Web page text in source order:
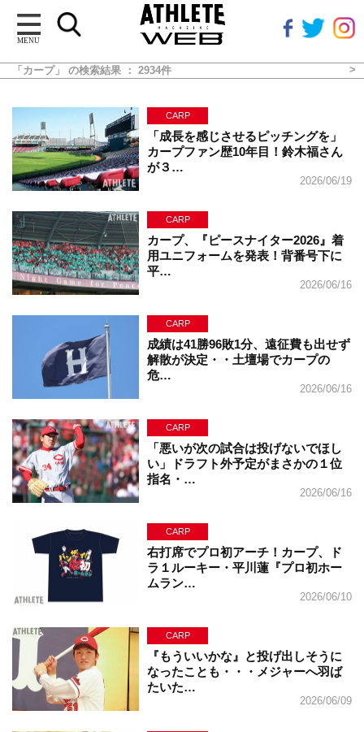
MENU
「カープ」 の検索結果 ： 2934件
CARP
「成長を感じさせるピッチングを」
カープファン歴10年目！鈴木福さん
が３…
2026/06/19
CARP
カープ、『ピースナイター2026』着
用ユニフォームを発表！背番号下に
平…
2026/06/16
CARP
成績は41勝96敗1分、遠征費も出せず
解散が決定・・土壇場でカープの
危…
2026/06/16
CARP
「悪いが次の試合は投げないでほし
い」ドラフト外予定がまさかの１位
指名・…
2026/06/16
CARP
右打席でプロ初アーチ！カープ、ド
ラ１ルーキー・平川蓮『プロ初ホー
ムラン…
2026/06/10
CARP
『もういいかな』と投げ出しそうに
なったことも・・・メジャーへ羽ば
たいた…
2026/06/09